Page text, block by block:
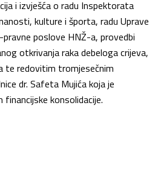
i izvješća o radu Inspektorata
kulture i športa, radu Uprave
poslove HNŽ-a, provedbi
otkrivanja raka debeloga crijeva,
te redovitim tromjesečnim
dr. Safeta Mujića koja je
konsolidacije.